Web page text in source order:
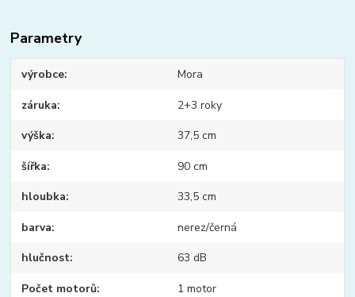
Parametry
výrobce Mora
záruka 2+3 roky
výška 37,5 cm
šířka 90 cm
hloubka 33,5 cm
barva nerez/černá
hlučnost 63 dB
Počet motorů 1 motor